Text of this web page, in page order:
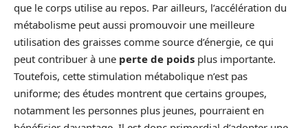
que le corps utilise au repos. Par ailleurs, l’accélération du
métabolisme peut aussi promouvoir une meilleure
utilisation des graisses comme source d’énergie, ce qui
peut contribuer à une perte de poids plus importante.
Toutefois, cette stimulation métabolique n’est pas
uniforme; des études montrent que certains groupes,
notamment les personnes plus jeunes, pourraient en